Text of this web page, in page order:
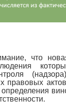
что
правовых